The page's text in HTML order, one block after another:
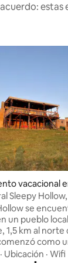
4.57 de 5, 7
vacacional
Sleepy
se
un pueblo
1,5 km al norte
como
desarrollado
· Ubicación · Wifi